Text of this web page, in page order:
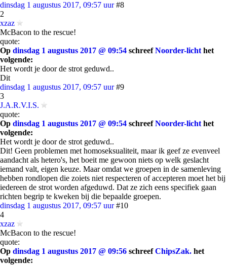
dinsdag 1 augustus 2017, 09:57 uur #8
2
xzaz
McBacon to the rescue!
quote:
Op dinsdag 1 augustus 2017 @ 09:54 schreefNoorder-licht het
volgende:
Het wordt je door de strot geduwd..
Dit
dinsdag 1 augustus 2017, 09:57 uur #9
3
J.A.R.V.I.S.
quote:
Op dinsdag 1 augustus 2017 @ 09:54 schreefNoorder-licht het
volgende:
Het wordt je door de strot geduwd..
Dit! Geen problemen met homoseksualiteit, maar ik geef ze evenveel
aandacht als hetero's, het boeit me gewoon niets op welk geslacht
iemand valt, eigen keuze. Maar omdat we groepen in de samenleving
hebben rondlopen die zoiets niet respecteren of accepteren moet het bij
iedereen de strot worden afgeduwd. Dat ze zich eens specifiek gaan
richten begrip te kweken bij die bepaalde groepen.
dinsdag 1 augustus 2017, 09:57 uur #10
4
xzaz
McBacon to the rescue!
quote:
Op dinsdag 1 augustus 2017 @ 09:56 schreefChipsZak. het
volgende: